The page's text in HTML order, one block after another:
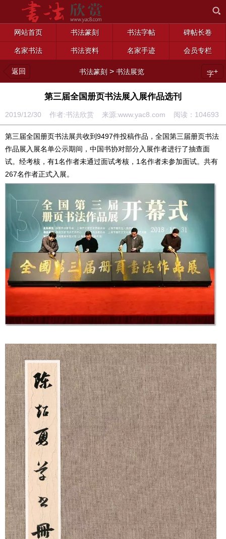
网站首页 书法篆刻 书法字帖 碑帖长卷
名家书法 书法资料 名家手迹 会员专栏
返回 书法篆刻 >书法展览 字+
第三届全国册页书法展入展作品选刊
2019/12/30 作者:书法欣赏 来源:www.yac8.com 阅读： 104693
第三届全国册页书法展共收到9497件投稿作品，全国第三届册页书法
作品展入展名单公示期间，中国书协对部分入展作者进行了抽查面
试。经考核，有1名作者未通过面试考核，1名作者未参加面试。共有
267名作者正式入展。